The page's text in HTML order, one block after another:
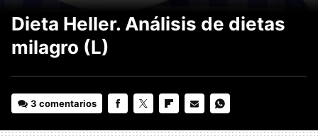
Dieta Heller. Análisis de dietas
milagro (L)
3 comentarios